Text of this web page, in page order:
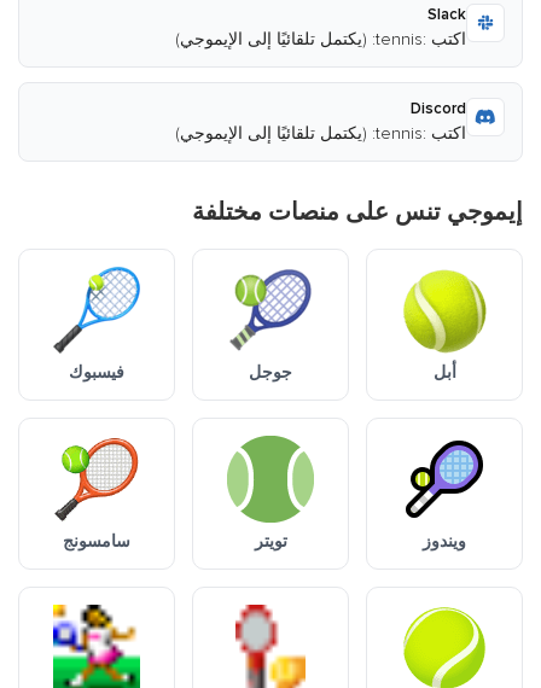
Slack
اكتب :tennis: (يكتمل تلقائيًا إلى الإيموجي)
Discord
اكتب :tennis: (يكتمل تلقائيًا إلى الإيموجي)
إيموجي تنس على منصات مختلفة
أبل جوجل فيسبوك
ويندوز تويتر سامسونج